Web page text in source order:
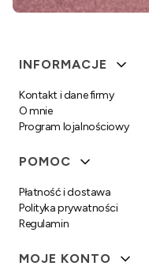
Linki w stopce
INFORMACJE
Kontakt i dane firmy
O mnie
Program lojalnościowy
POMOC
Płatność i dostawa
Polityka prywatności
Regulamin
MOJE KONTO